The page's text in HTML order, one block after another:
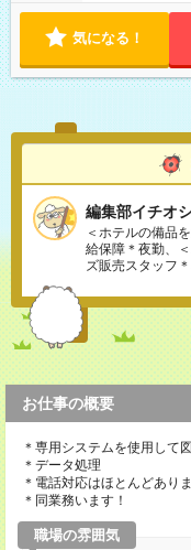
気になる！
編集部イチオ
＜ホテルの備品
給保障＊夜勤、
ズ販売スタッフ
お仕事の概要
＊専用システムを使用して
＊データ処理
＊電話対応はほとんどあり
＊同業務います！
職場の雰囲気